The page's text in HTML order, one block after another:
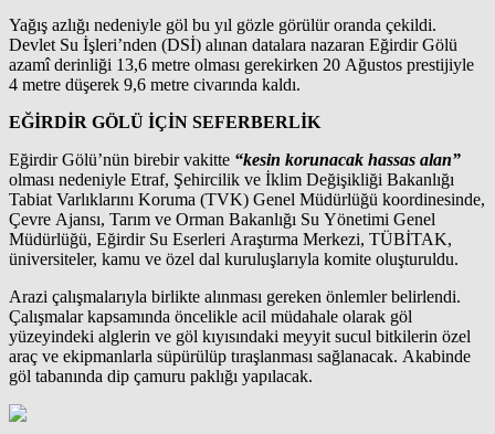
Yağış azlığı nedeniyle göl bu yıl gözle görülür oranda çekildi.
Devlet Su İşleri’nden (DSİ) alınan datalara nazaran Eğirdir Gölü
azamî derinliği 13,6 metre olması gerekirken 20 Ağustos prestijiyle
4 metre düşerek 9,6 metre civarında kaldı.
EĞİRDİR GÖLÜ İÇİN SEFERBERLİK
Eğirdir Gölü’nün birebir vakitte “kesin korunacak hassas alan”
olması nedeniyle Etraf, Şehircilik ve İklim Değişikliği Bakanlığı
Tabiat Varlıklarını Koruma (TVK) Genel Müdürlüğü koordinesinde,
Çevre Ajansı, Tarım ve Orman Bakanlığı Su Yönetimi Genel
Müdürlüğü, Eğirdir Su Eserleri Araştırma Merkezi, TÜBİTAK,
üniversiteler, kamu ve özel dal kuruluşlarıyla komite oluşturuldu.
Arazi çalışmalarıyla birlikte alınması gereken önlemler belirlendi.
Çalışmalar kapsamında öncelikle acil müdahale olarak göl
yüzeyindeki alglerin ve göl kıyısındaki meyyit sucul bitkilerin özel
araç ve ekipmanlarla süpürülüp tıraşlanması sağlanacak. Akabinde
göl tabanında dip çamuru paklığı yapılacak.